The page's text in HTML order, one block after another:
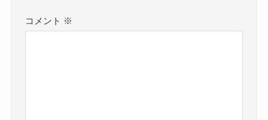
コメント ※